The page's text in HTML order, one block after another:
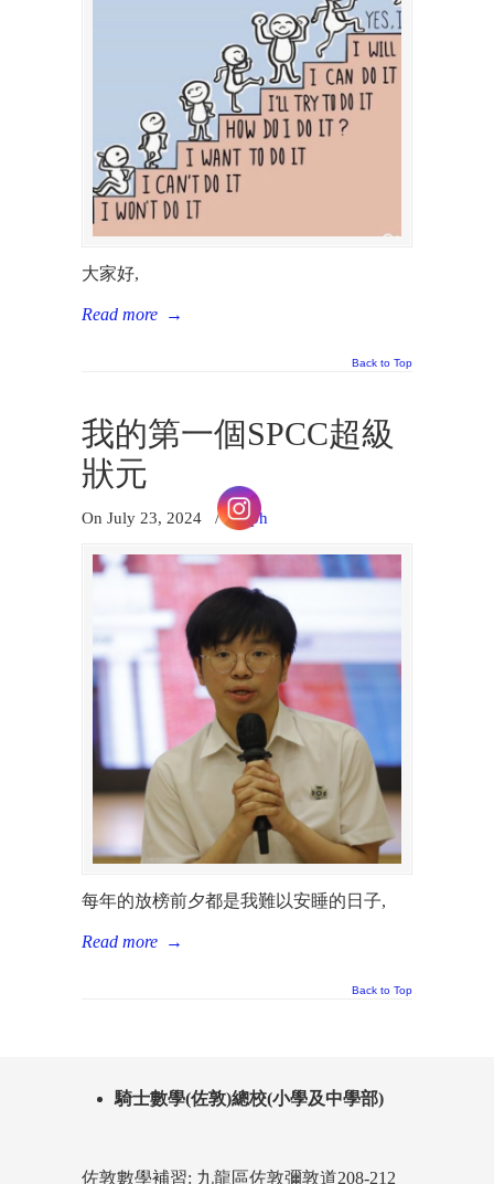
大家好,
Read more →
Back to Top
我的第一個SPCC超級
狀元
On July 23, 2024 / ralph
每年的放榜前夕都是我難以安睡的日子,
Read more →
Back to Top
騎士數學(佐敦)總校(小學及中學部)
佐敦數學補習: 九龍區佐敦彌敦道208-212